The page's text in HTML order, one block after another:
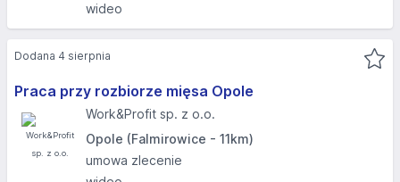
wideo
Praca przy rozbiorze mięsa Opole
Work&Profit sp. z o.o.
Opole (Falmirowice - 11km)
umowa zlecenie
Dodana 4 sierpnia